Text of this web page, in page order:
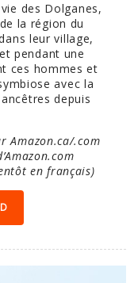
des Dolganes,
la région du
leur village,
pendant une
ces hommes et
avec la
depuis
Amazon.ca/.com
en français)